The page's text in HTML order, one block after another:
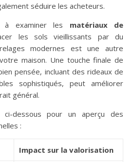
séduire les acheteurs.
à examiner les matériaux de
les sols vieillissants par du
modernes est une autre
maison. Une touche finale de
pensée, incluant des rideaux de
sophistiqués, peut améliorer
général.
ci-dessous pour un aperçu des
:
Impact sur la valorisation